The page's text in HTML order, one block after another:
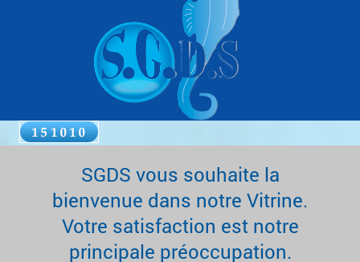
SGDS vous souhaite la
bienvenue dans notre Vitrine.
Votre satisfaction est notre
principale préoccupation.